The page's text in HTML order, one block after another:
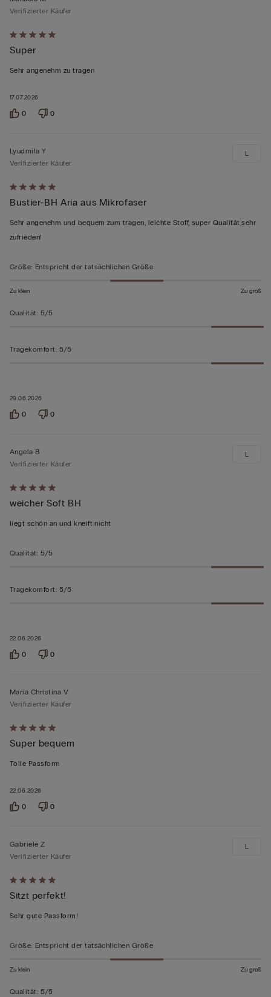
Mit
5
von
bewertet
17.07.2026
Verifizierter Käufer
Super
Sehr angenehm zu tragen
0 0
Mit
5
von
5
29.06.2026
Lyudmila Y
Verifizierter Käufer
Bustier-BH Aria aus Mikrofaser
Sehr angenehm und bequem zum tragen, leichte Stoff, super Qualität,sehr
zufrieden!
L
Größe: Entspricht der tatsächlichen Größe
Zu klein Zu groß
Qualität: 5/5
Tragekomfort: 5/5
0 0
Mit
5
von
bewertet
22.06.2026
Angela B
Verifizierter Käufer
weicher Soft BH
liegt schön an und kneift nicht
L
Qualität: 5/5
Tragekomfort: 5/5
0 0
Mit
5
von
bewertet
22.06.2026
Maria Christina V
Verifizierter Käufer
Super bequem
Tolle Passform
0 0
Mit
5
von
bewertet
Gabriele Z
Verifizierter Käufer
Sitzt perfekt!
Sehr gute Passform!
L
Größe: Entspricht der tatsächlichen Größe
Zu klein Zu groß
Qualität: 5/5